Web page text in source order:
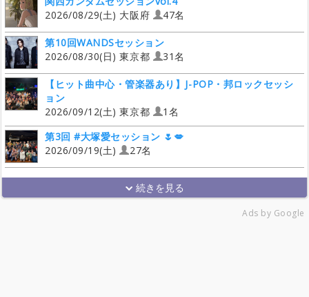
2026/08/29(土) 大阪府
47名
第10回WANDSセッション
2026/08/30(日) 東京都
31名
【ヒット曲中心・管楽器あり】J-POP・邦ロックセッシ
ョン
2026/09/12(土) 東京都
1名
第3回 #大塚愛セッション 🌷💋
2026/09/19(土)
27名
Ads by Google